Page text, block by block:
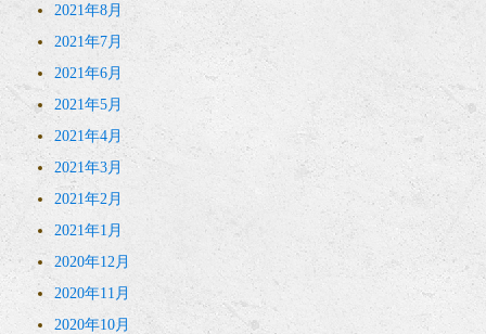
2021年8月
2021年7月
2021年6月
2021年5月
2021年4月
2021年3月
2021年2月
2021年1月
2020年12月
2020年11月
2020年10月